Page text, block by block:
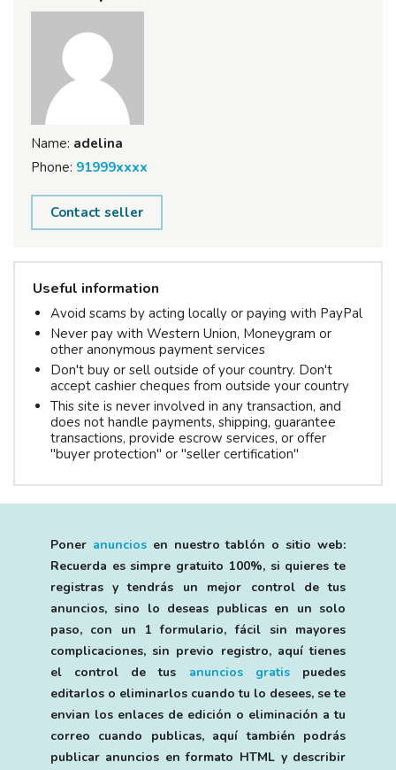
Name: adelina
Phone: 91999xxxx
Contact seller
Useful information
Avoid scams by acting locally or paying with PayPal
Never pay with Western Union, Moneygram or
other anonymous payment services
Don't buy or sell outside of your country. Don't
accept cashier cheques from outside your country
This site is never involved in any transaction, and
does not handle payments, shipping, guarantee
transactions, provide escrow services, or offer
"buyer protection" or "seller certification"
Poner anunciosen nuestro tablón o sitio web:
Recuerda es simpre gratuito 100%, si quieres te
registras y tendrás un mejor control de tus
anuncios, sino lo deseas publicas en un solo
paso, con un 1 formulario, fácil sin mayores
complicaciones, sin previo registro, aquí tienes
el control de tus anuncios gratispuedes
editarlos o eliminarlos cuando tu lo desees, se te
envian los enlaces de edición o eliminación a tu
correo cuando publicas, aquí también podrás
publicar anuncios en formato HTML y describir